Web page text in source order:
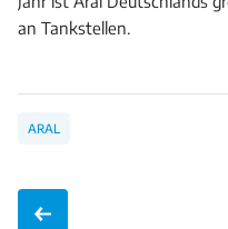
an Tankstellen.
ARAL